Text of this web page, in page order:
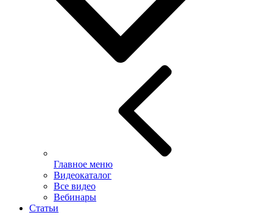
Главное меню
Видеокаталог
Все видео
Вебинары
Статьи